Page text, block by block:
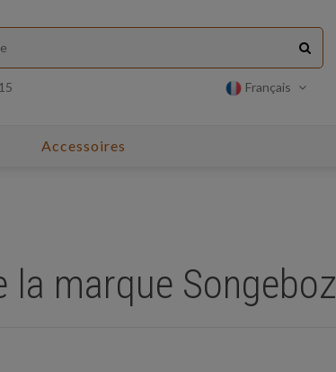
Français
Accessoires
marque Songeboz